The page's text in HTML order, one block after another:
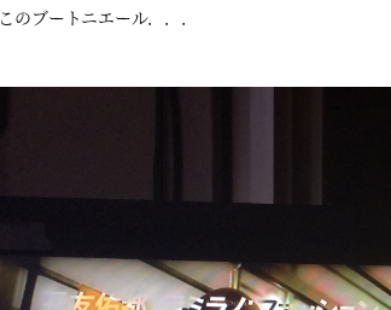
このブートニエール．．．